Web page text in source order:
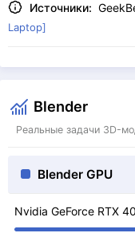
Источники:
Laptop]
Blender
Реальные задачи 3D-
Blender GPU
Nvidia GeForce RTX